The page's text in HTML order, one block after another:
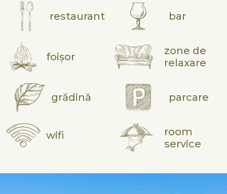
restaurant
foișor
grădină
wifi
bar
zone de
relaxare
parcare
room
service